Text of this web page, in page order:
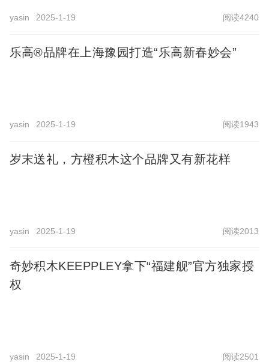
yasin 2025-1-19 阅读4240
乐高®品牌在上海豫园打造“乐高新春妙会”
yasin 2025-1-19 阅读1943
岁末送礼，方橙积木这个品牌又有新花样
yasin 2025-1-19 阅读2013
奇妙积木KEEPPLEY拿下“福建舰”官方独家授
权
yasin 2025-1-19 阅读2501